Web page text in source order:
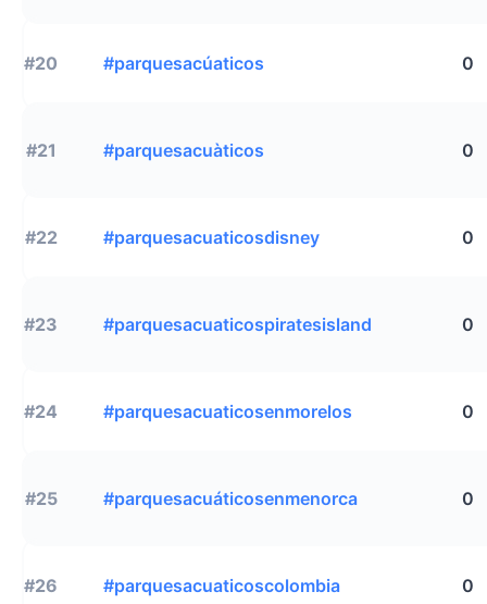
#20 #parquesacúaticos 0
#21 #parquesacuàticos 0
#22 #parquesacuaticosdisney 0
#23 #parquesacuaticospiratesisland 0
#24 #parquesacuaticosenmorelos 0
#25 #parquesacuáticosenmenorca 0
#26 #parquesacuaticoscolombia 0